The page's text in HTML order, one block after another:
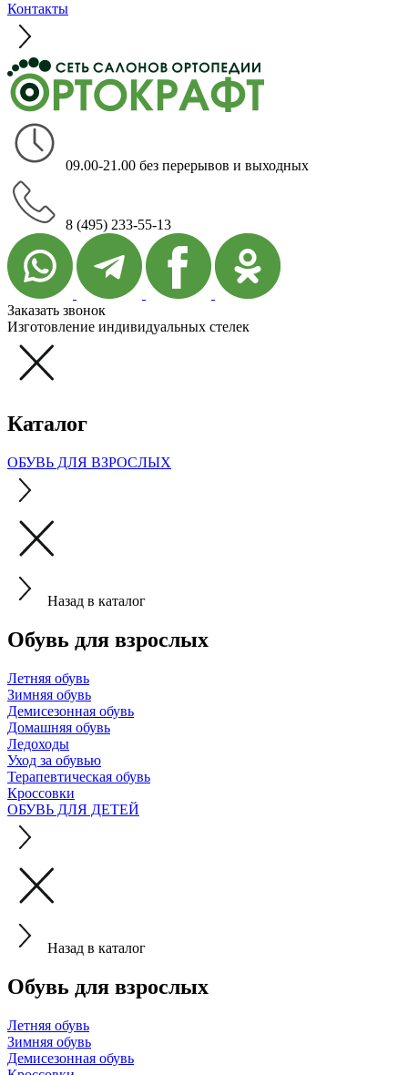
Контакты
09.00-21.00 без перерывов и выходных
8 (495) 233-55-13
Заказать звонок
Изготовление индивидуальных стелек
Каталог
ОБУВЬ ДЛЯ ВЗРОСЛЫХ
Назад в каталог
Обувь для взрослых
Летняя обувь
Зимняя обувь
Демисезонная обувь
Домашняя обувь
Ледоходы
Уход за обувью
Терапевтическая обувь
Кроссовки
ОБУВЬ ДЛЯ ДЕТЕЙ
Назад в каталог
Обувь для взрослых
Летняя обувь
Зимняя обувь
Демисезонная обувь